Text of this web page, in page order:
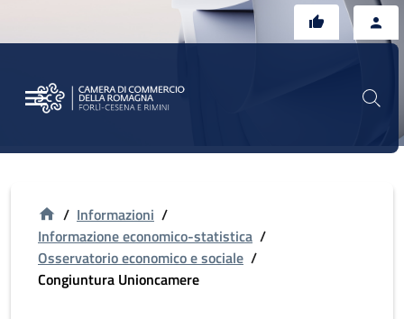
/ Informazioni /
Informazione economico-statistica /
Osservatorio economico e sociale /
Congiuntura Unioncamere